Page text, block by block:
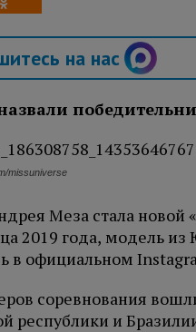
на нас
missuniverse
Меза стала новой
2019 года, модель
в официальном
соревнования
республики и